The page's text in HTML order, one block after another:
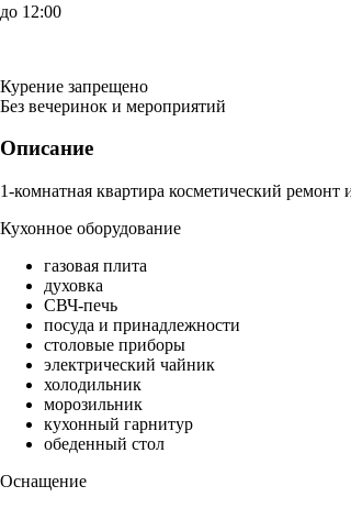
до 12:00
Курение запрещено
Без вечеринок и мероприятий
Описание
1-комнатная квартира косметический ремонт
Кухонное оборудование
газовая плита
духовка
СВЧ-печь
посуда и принадлежности
столовые приборы
электрический чайник
холодильник
морозильник
кухонный гарнитур
обеденный стол
Оснащение